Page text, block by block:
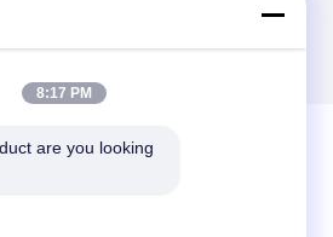
8:17 PM
are you looking